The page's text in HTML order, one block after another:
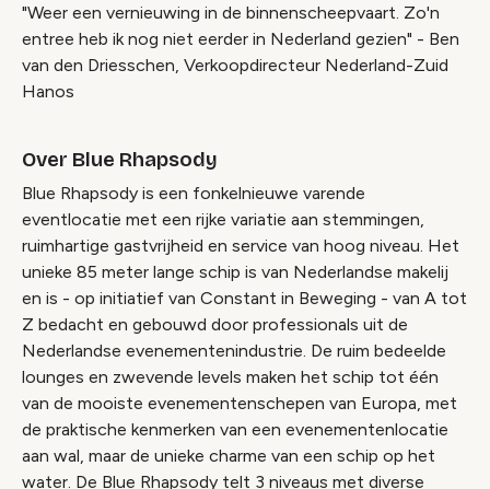
"Weer een vernieuwing in de binnenscheepvaart. Zo'n
entree heb ik nog niet eerder in Nederland gezien" - Ben
van den Driesschen, Verkoopdirecteur Nederland-Zuid
Hanos
Over Blue Rhapsody
Blue Rhapsody is een fonkelnieuwe varende
eventlocatie met een rijke variatie aan stemmingen,
ruimhartige gastvrijheid en service van hoog niveau. Het
unieke 85 meter lange schip is van Nederlandse makelij
en is - op initiatief van Constant in Beweging - van A tot
Z bedacht en gebouwd door professionals uit de
Nederlandse evenementenindustrie. De ruim bedeelde
lounges en zwevende levels maken het schip tot één
van de mooiste evenementenschepen van Europa, met
de praktische kenmerken van een evenementenlocatie
aan wal, maar de unieke charme van een schip op het
water. De Blue Rhapsody telt 3 niveaus met diverse